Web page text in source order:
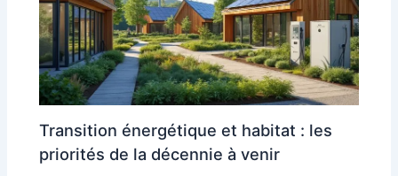
Transition énergétique et habitat : les
priorités de la décennie à venir